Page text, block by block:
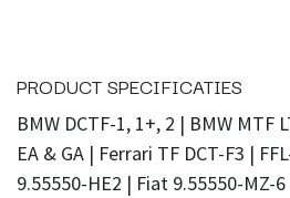
PRODUCT SPECIFICATIES
BMW DCTF-1, 1+, 2 | BMW MTF
EA & GA | Ferrari TF DCT-F3 |
9.55550-HE2 | Fiat 9.55550-MZ-